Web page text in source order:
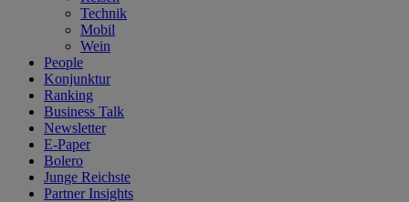
Technik
Mobil
Wein
People
Konjunktur
Ranking
Business Talk
Newsletter
E-Paper
Bolero
Junge Reichste
Partner Insights